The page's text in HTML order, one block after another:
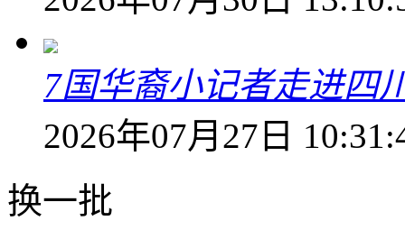
7国华裔小记者走进四
2026年07月27日
换一批